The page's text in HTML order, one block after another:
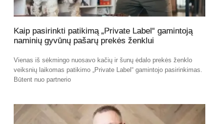
Kaip pasirinkti patikimą „Private Label“ gamintoją
naminių gyvūnų pašarų prekės ženklui
Vienas iš sėkmingo nuosavo kačių ir šunų ėdalo prekės ženklo
veiksnių laikomas patikimo „Private Label“ gamintojo pasirinkimas.
Būtent nuo partnerio